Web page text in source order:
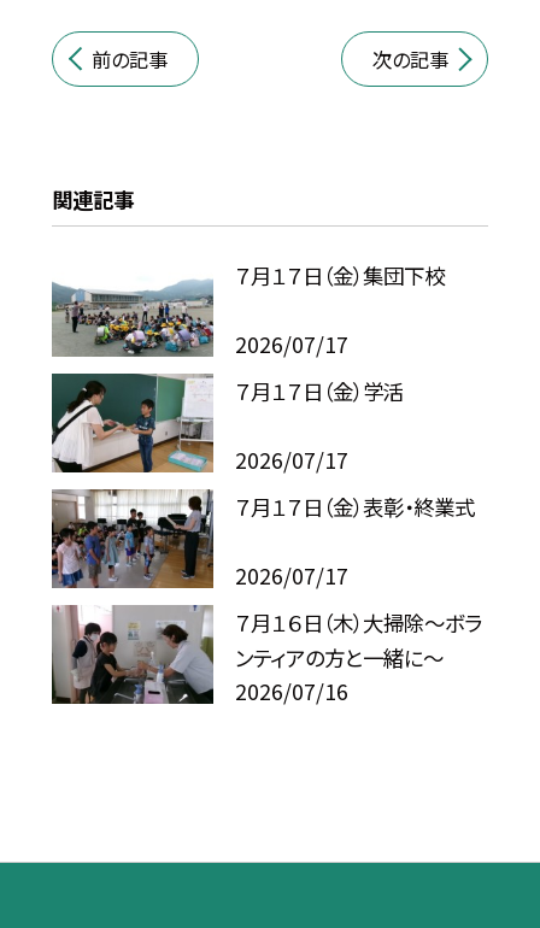
前の記事 次の記事
関連記事
７月１７日（金）集団下校
2026/07/17
７月１７日（金）学活
2026/07/17
７月１７日（金）表彰・終業式
2026/07/17
７月１６日（木）大掃除～ボラ
ンティアの方と一緒に～
2026/07/16